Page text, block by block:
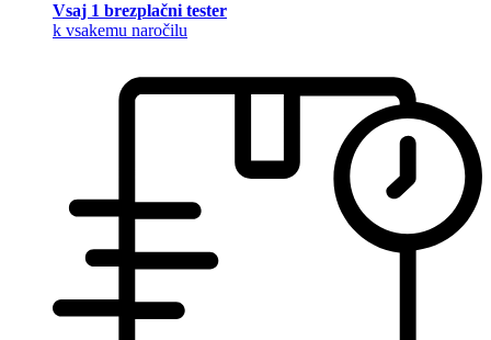
Vsaj 1 brezplačni tester
k vsakemu naročilu